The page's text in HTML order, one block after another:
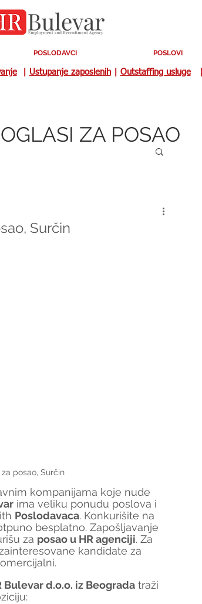
POSLODAVCI POSLOVI
| Ustupanje zaposlenih| Outstaffing usluge|
ZA POSAO
Surčin
posao, Surčin
kompanijama koje nude
ima veliku ponudu poslova i
Poslodavaca. Konkurišite na
besplatno. Zapošljavanje
za posao u HR agenciji. Za
kandidate za
d.o.o. iz Beograda traži